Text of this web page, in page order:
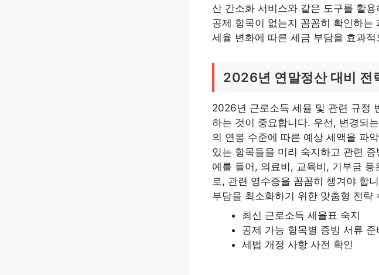
산 간소화 서비스와 같은 도구를 활
공제 항목이 없는지 꼼꼼히 확인하
세율 변화에 따른 세금 부담을 효과
2026년 연말정산 대비 전
2026년 근로소득 세율 및 관련 규정
하는 것이 중요합니다. 우선, 변경되
의 연봉 수준에 따른 예상 세액을 파
있는 항목들을 미리 숙지하고 관련
예를 들어, 의료비, 교육비, 기부금
로, 관련 영수증을 꼼꼼히 챙겨야 합
부담을 최소화하기 위한 맞춤형 전략
최신 근로소득 세율표 숙지
공제 가능 항목별 증빙 서류 준
세법 개정 사항 사전 확인